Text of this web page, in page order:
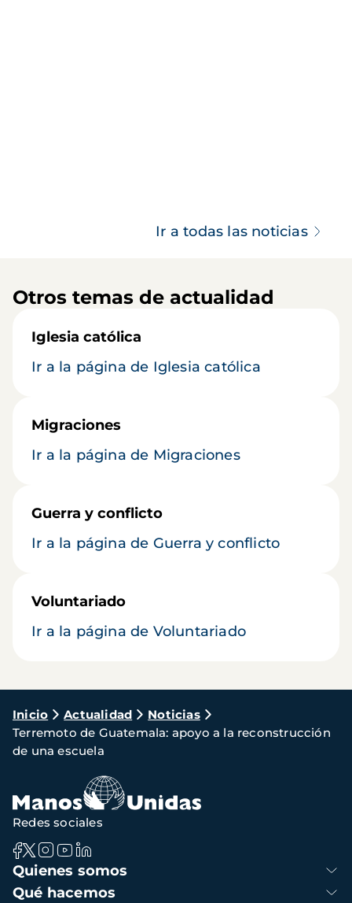
Ir a todas las noticias
Otros temas de actualidad
Iglesia católica
Ir a la página de Iglesia católica
Migraciones
Ir a la página de Migraciones
Guerra y conflicto
Ir a la página de Guerra y conflicto
Voluntariado
Ir a la página de Voluntariado
Ruta
de
navegación
Inicio Actualidad
Noticias
Terremoto de Guatemala: apoyo a la reconstrucción
de una escuela
Navegación
principal
Quienes somos
Qué hacemos
Redes sociales